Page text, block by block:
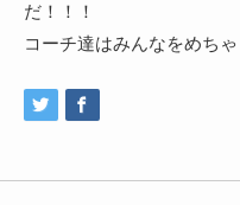
だ！！！
コーチ達はみんなをめち